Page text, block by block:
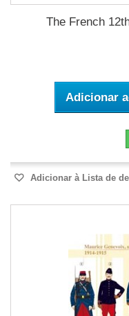
The French
Adicionar
Adicionar à Lista de